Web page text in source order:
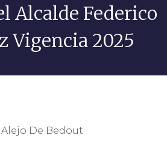
Alcalde Federico
Vigencia 2025
Alejo De Bedout